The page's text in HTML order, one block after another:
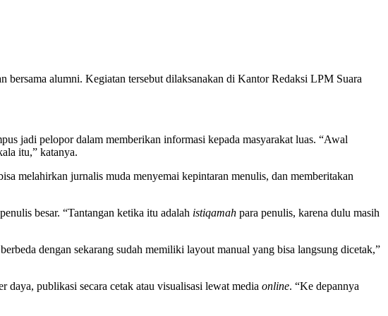
alumni. Kegiatan tersebut dilaksanakan di Kantor Redaksi LPM Suara
jadi pelopor dalam memberikan informasi kepada masyarakat luas. “Awal
itu,” katanya.
melahirkan jurnalis muda menyemai kepintaran menulis, dan memberitakan
besar. “Tantangan ketika itu adalah istiqamah para penulis, karena dulu masih
dengan sekarang sudah memiliki layout manual yang bisa langsung dicetak,”
publikasi secara cetak atau visualisasi lewat media online. “Ke depannya